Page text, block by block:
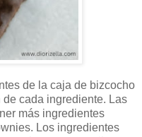
de la caja de bizcocho
cada ingrediente. Las
más ingredientes
Los ingredientes